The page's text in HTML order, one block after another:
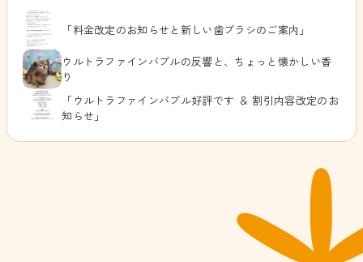
「料金改定のお知らせと新しい歯ブラシのご案内」
ウルトラファインバブルの反響と、ちょっと懐かしい香
り
「ウルトラファインバブル好評です ＆ 割引内容改定のお
知らせ」